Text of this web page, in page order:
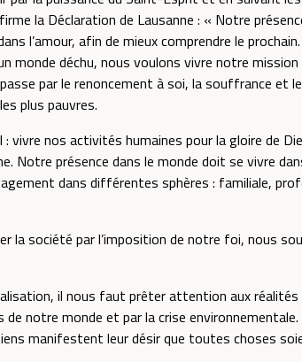
la Déclaration de Lausanne : « Notre
l’amour, afin de mieux comprendre le
monde déchu, nous voulons vivre notre
par le renoncement à soi, la souffrance et
plus pauvres.
vivre nos activités humaines pour la gloire de
Notre présence dans le monde doit se vivre
dans différentes sphères : familiale,
la société par l’imposition de notre foi, nous
il nous faut prêter attention aux réalités
notre monde et par la crise environnementale.
manifestent leur désir que toutes choses